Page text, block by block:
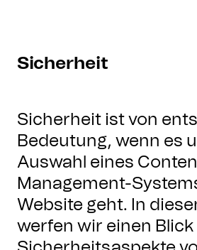
Sicherheit
Sicherheit ist von
Bedeutung, wenn es
Auswahl eines
Management-
Website geht. In
werfen wir einen Blick